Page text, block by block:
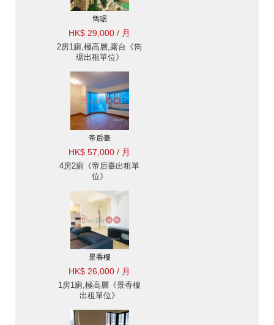
雋琚
HK$ 29,000 / 月
2房1廁,極高層,露台《雋
琚出租單位》
帝后臺
HK$ 57,000 / 月
4房2廁《帝后臺出租單
位》
景香樓
HK$ 26,000 / 月
1房1廁,極高層《景香樓
出租單位》